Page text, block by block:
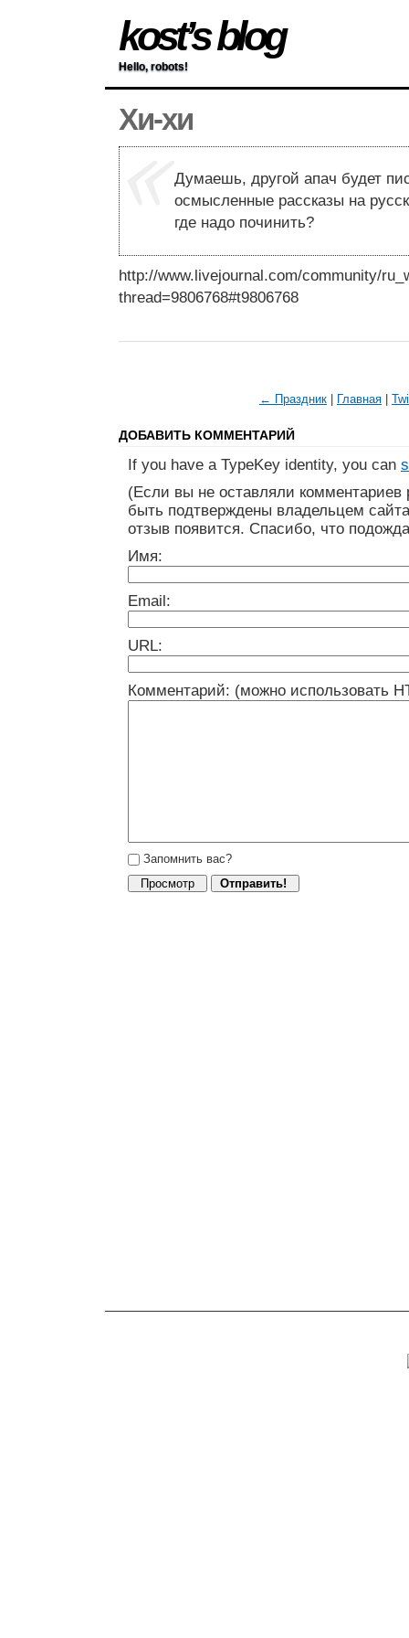
kost’s blog
Hello, robots!
Хи-хи
Думаешь, другой апач будет
осмысленные рассказы на
где надо починить?
http://www.livejournal.com/community/
thread=9806768#t9806768
← Праздник Главная
ДОБАВИТЬ КОММЕНТАРИЙ
If you have a TypeKey identity, you can
(Если вы не оставляли
быть подтверждены владельцем
отзыв появится. Спасибо, что
Имя:
Email:
URL:
Комментарий: (можно использовать
Запомнить вас?